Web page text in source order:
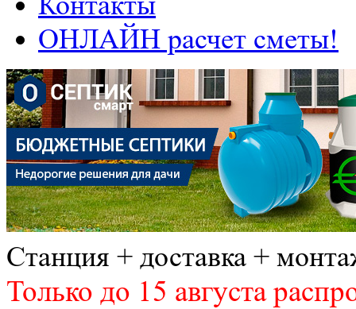
ОНЛАЙН расчет сметы!
Станция + доставка +
Только до 15 августа